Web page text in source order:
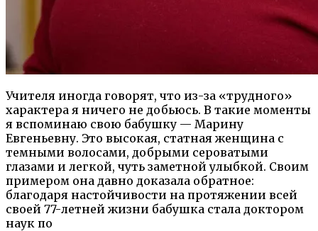
Учителя иногда говорят, что из-за «трудного»
характера я ничего не добьюсь. В такие моменты
я вспоминаю свою бабушку — Марину
Евгеньевну. Это высокая, статная женщина с
темными волосами, добрыми сероватыми
глазами и легкой, чуть заметной улыбкой. Своим
примером она давно доказала обратное:
благодаря настойчивости на протяжении всей
своей 77-летней жизни бабушка стала доктором
наук по